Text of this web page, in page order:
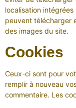
localisation intégrées
peuvent télécharger
des images du site.
Cookies
Ceux-ci sont pour
remplir à nouveau
commentaire. Les